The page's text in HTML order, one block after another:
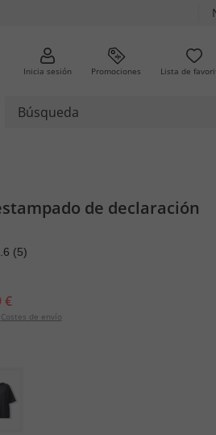
Inicia sesión Promociones Lista de
de declaración
(5)
€
Costes de envío